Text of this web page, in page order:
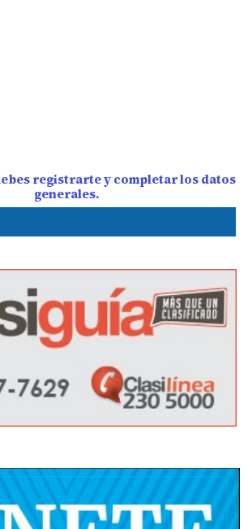
registrarte y completar los datos
generales.